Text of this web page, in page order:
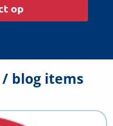
op
blog items